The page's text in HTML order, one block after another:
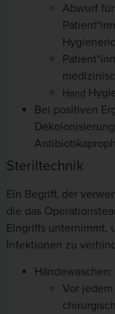
Abwurf
Hand
Bei positiven
Steriltechnik
Ein Begriff, der
die das
Eingriffs unternimmt,
Infektionen zu
Händewaschen:
Vor